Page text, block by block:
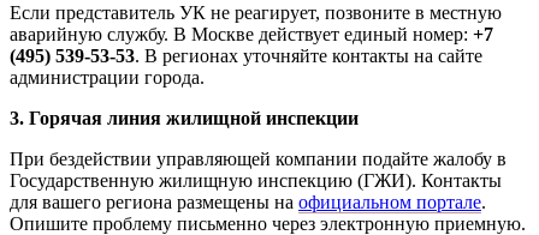
Если представитель УК не реагирует, позвоните в местную
аварийную службу. В Москве действует единый номер: +7
(495) 539-53-53. В регионах уточняйте контакты на сайте
администрации города.
3. Горячая линия жилищной инспекции
При бездействии управляющей компании подайте жалобу в
Государственную жилищную инспекцию (ГЖИ). Контакты
для вашего региона размещены на официальном портале.
Опишите проблему письменно через электронную приемную.